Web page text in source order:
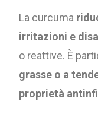
La curcuma
irritazioni e
o reattive. È
grasse o a
proprietà